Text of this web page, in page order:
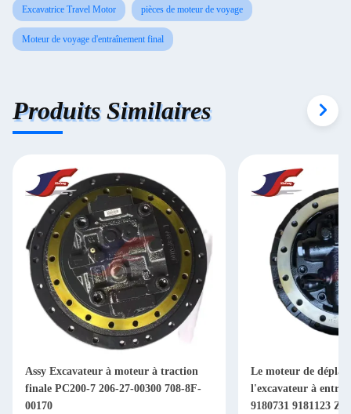
Excavatrice Travel Motor pièces de moteur de voyage
Moteur de voyage d'entraînement final
Produits Similaires
Assy Excavateur à moteur à traction
finale PC200-7 206-27-00300 708-8F-
00170
Le moteur de
l'excavateur à
9180731 9181123